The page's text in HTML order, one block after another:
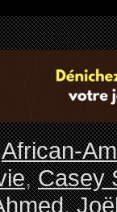
African-
,Casey
,